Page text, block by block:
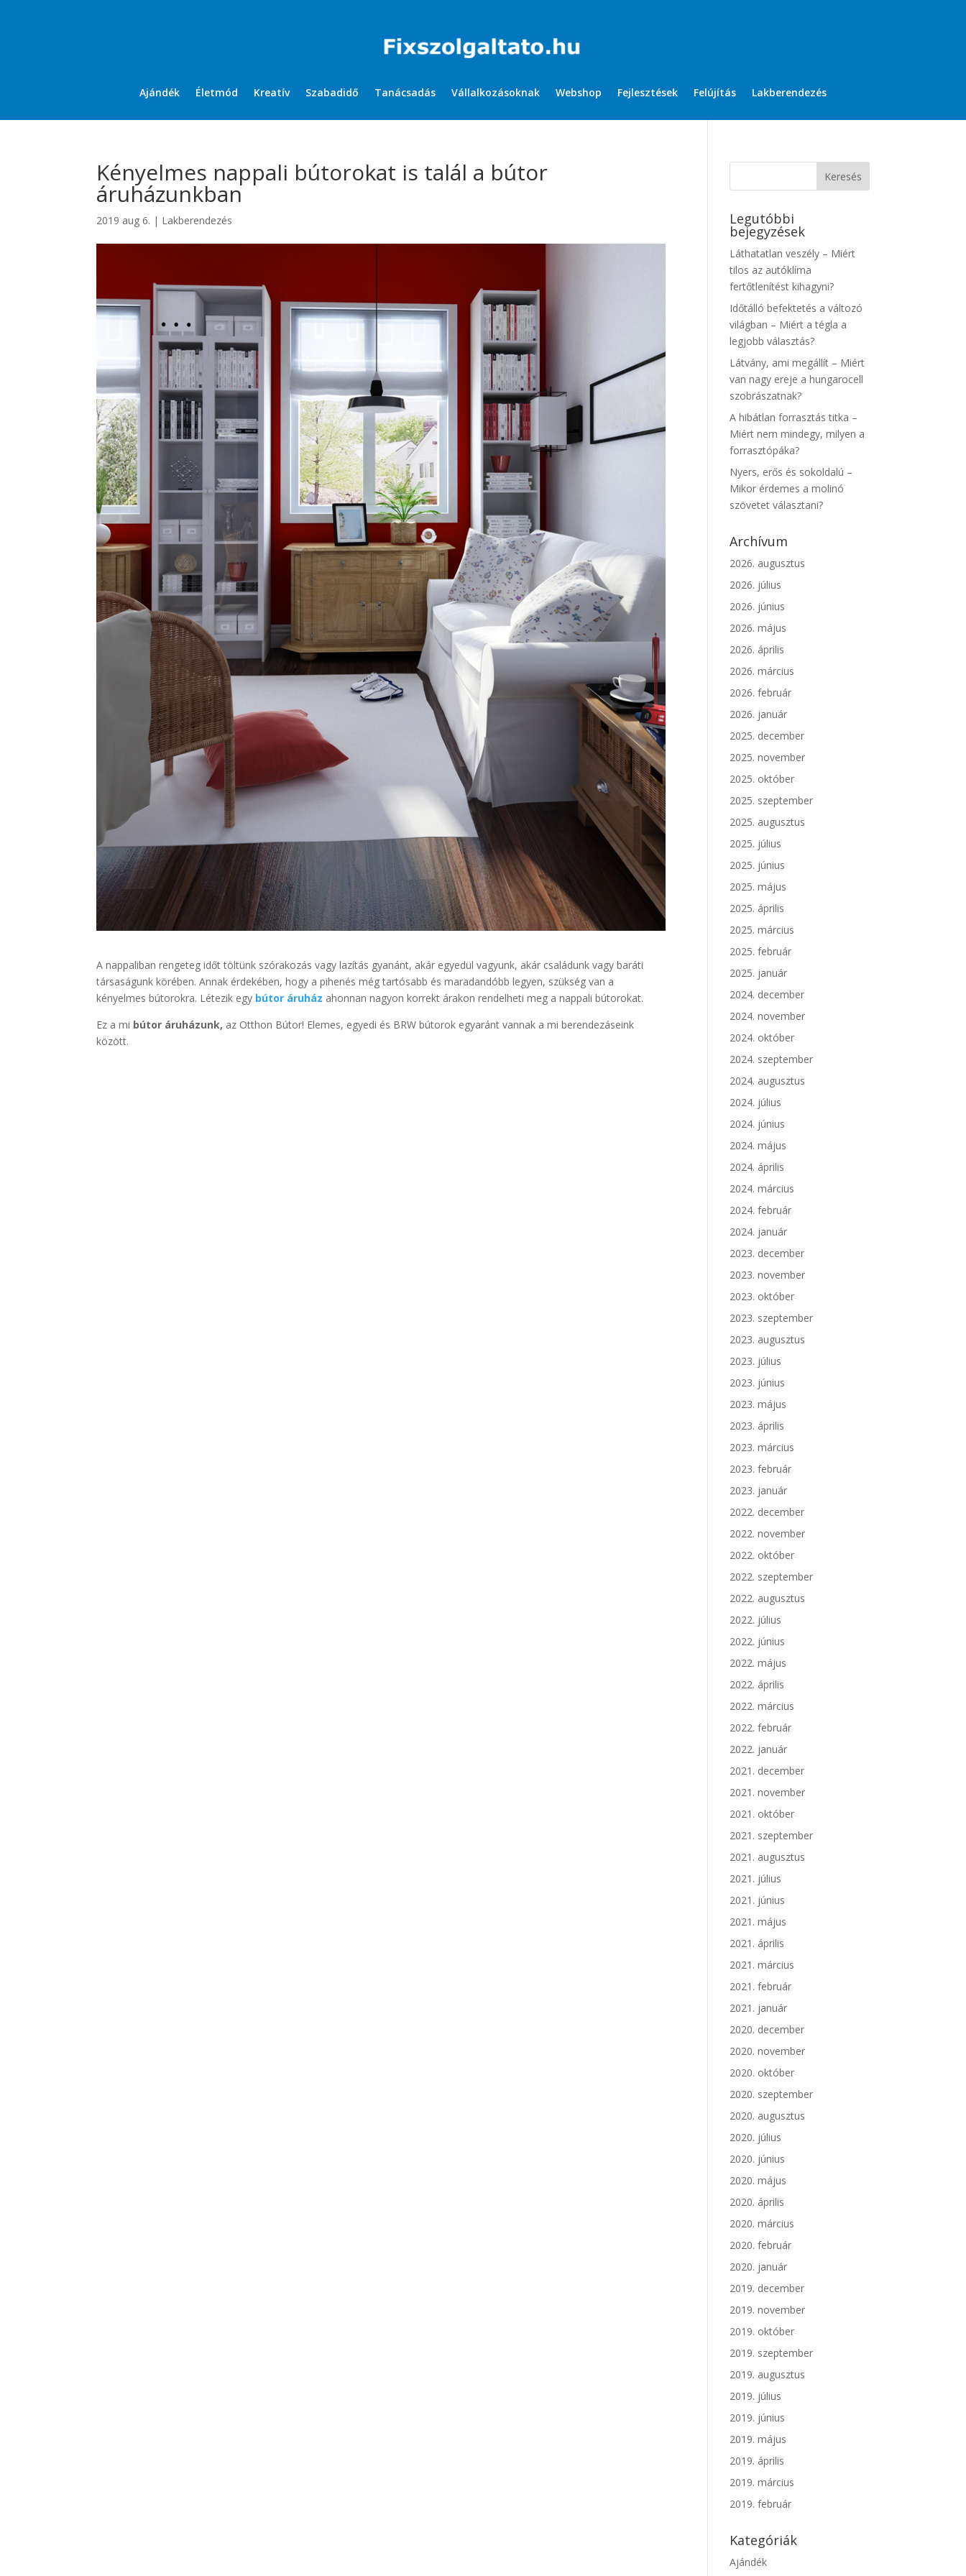
Ajándék Életmód Kreatív Szabadidő Tanácsadás Vállalkozásoknak Webshop Fejlesztések Felújítás Lakberendezés
Kényelmes nappali bútorokat is talál a bútor
áruházunkban
2019 aug 6. | Lakberendezés
A nappaliban rengeteg időt töltünk szórakozás vagy lazítás gyanánt, akár egyedül vagyunk, akár családunk vagy baráti
társaságunk körében. Annak érdekében, hogy a pihenés még tartósabb és maradandóbb legyen, szükség van a
kényelmes bútorokra. Létezik egy bútor áruház ahonnan nagyon korrekt árakon rendelheti meg a nappali bútorokat.
Ez a mi bútor áruházunk, az Otthon Bútor! Elemes, egyedi és BRW bútorok egyaránt vannak a mi berendezáseink
között.
Legutóbbi
bejegyzések
Láthatatlan veszély – Miért
tilos az autóklíma
fertőtlenítést kihagyni?
Időtálló befektetés a változó
világban – Miért a tégla a
legjobb választás?
Látvány, ami megállít – Miért
van nagy ereje a hungarocell
szobrászatnak?
A hibátlan forrasztás titka –
Miért nem mindegy, milyen a
forrasztópáka?
Nyers, erős és sokoldalú –
Mikor érdemes a molinó
szövetet választani?
Archívum
2026. augusztus
2026. július
2026. június
2026. május
2026. április
2026. március
2026. február
2026. január
2025. december
2025. november
2025. október
2025. szeptember
2025. augusztus
2025. július
2025. június
2025. május
2025. április
2025. március
2025. február
2025. január
2024. december
2024. november
2024. október
2024. szeptember
2024. augusztus
2024. július
2024. június
2024. május
2024. április
2024. március
2024. február
2024. január
2023. december
2023. november
2023. október
2023. szeptember
2023. augusztus
2023. július
2023. június
2023. május
2023. április
2023. március
2023. február
2023. január
2022. december
2022. november
2022. október
2022. szeptember
2022. augusztus
2022. július
2022. június
2022. május
2022. április
2022. március
2022. február
2022. január
2021. december
2021. november
2021. október
2021. szeptember
2021. augusztus
2021. július
2021. június
2021. május
2021. április
2021. március
2021. február
2021. január
2020. december
2020. november
2020. október
2020. szeptember
2020. augusztus
2020. július
2020. június
2020. május
2020. április
2020. március
2020. február
2020. január
2019. december
2019. november
2019. október
2019. szeptember
2019. augusztus
2019. július
2019. június
2019. május
2019. április
2019. március
2019. február
Kategóriák
Ajándék